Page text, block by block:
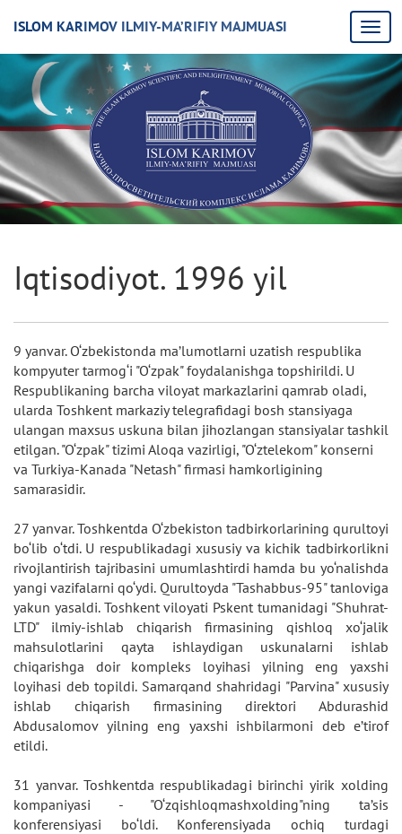
ISLOM KARIMOV ILMIY-MA’RIFIY MAJMUASI
Iqtisodiyot. 1996 yil
9 yanvar. O‘zbekistonda ma’lumotlarni uzatish respublika
kompyuter tarmog‘i "O‘zpak" foydalanishga topshirildi. U
Respublikaning barcha viloyat markazlarini qamrab oladi,
ularda Toshkent markaziy telegrafidagi bosh stansiyaga
ulangan maxsus uskuna bilan jihozlangan stansiyalar tashkil
etilgan. "O‘zpak" tizimi Aloqa vazirligi, "O‘ztelekom" konserni
va Turkiya-Kanada "Netash" firmasi hamkorligining
samarasidir.
27 yanvar. Toshkentda O‘zbekiston tadbirkorlarining qurultoyi
bo‘lib o‘tdi. U respublikadagi xususiy va kichik tadbirkorlikni
rivojlantirish tajribasini umumlashtirdi hamda bu yo‘nalishda
yangi vazifalarni qo‘ydi. Qurultoyda "Tashabbus-95" tanloviga
yakun yasaldi. Toshkent viloyati Pskent tumanidagi "Shuhrat-
LTD" ilmiy-ishlab chiqarish firmasining qishloq xo‘jalik
mahsulotlarini qayta ishlaydigan uskunalarni ishlab
chiqarishga doir kompleks loyihasi yilning eng yaxshi
loyihasi deb topildi. Samarqand shahridagi "Parvina" xususiy
ishlab chiqarish firmasining direktori Abdurashid
Abdusalomov yilning eng yaxshi ishbilarmoni deb e’tirof
etildi.
31 yanvar. Toshkentda respublikadagi birinchi yirik xolding
kompaniyasi - "O‘zqishloqmashxolding"ning ta’sis
konferensiyasi bo‘ldi. Konferensiyada ochiq turdagi